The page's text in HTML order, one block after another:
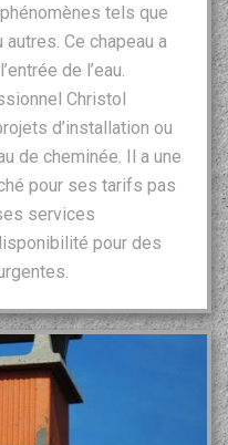
tels que
Ce chapeau a
de l’eau.
Christol
d’installation ou
de cheminée. Il a une
pour ses tarifs pas
services
pour des